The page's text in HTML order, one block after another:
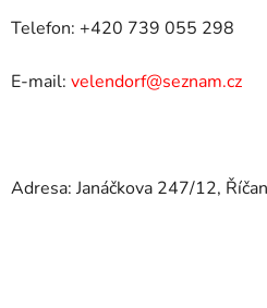
Telefon: +420 739 055 298
E-mail: velendorf@seznam.cz
Adresa: Janáčkova 247/12,